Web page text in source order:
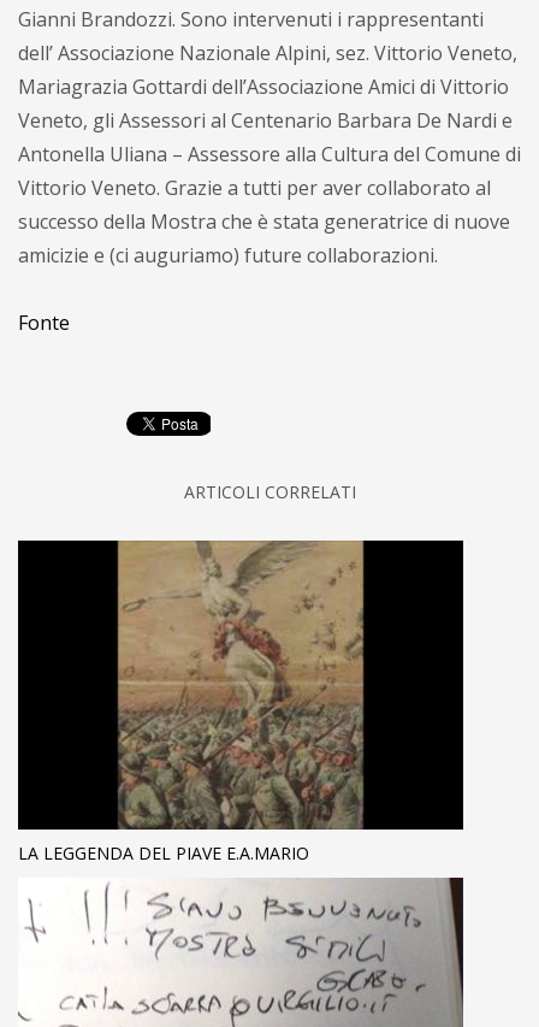
Gianni Brandozzi. Sono intervenuti i rappresentanti
dell’ Associazione Nazionale Alpini, sez. Vittorio Veneto,
Mariagrazia Gottardi dell’Associazione Amici di Vittorio
Veneto, gli Assessori al Centenario Barbara De Nardi e
Antonella Uliana – Assessore alla Cultura del Comune di
Vittorio Veneto. Grazie a tutti per aver collaborato al
successo della Mostra che è stata generatrice di nuove
amicizie e (ci auguriamo) future collaborazioni.
Fonte
ARTICOLI CORRELATI
LA LEGGENDA DEL PIAVE E.A.MARIO